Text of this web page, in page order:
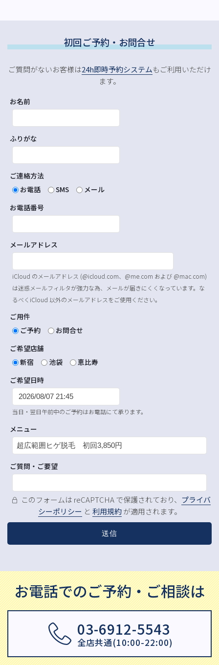
初回ご予約・お問合せ
ご質問がないお客様は24h即時予約システムもご利用いただけ
ます。
お名前
ふりがな
ご連絡方法
お電話
SMS
メール
お電話番号
メールアドレス
iCloud のメールアドレス (@icloud.com、@me.com および @mac.com)
は迷惑メールフィルタが強力な為、メールが届きにくくなっています。な
るべくiCloud 以外のメールアドレスをご使用ください。
ご用件
ご予約
お問合せ
ご希望店舗
新宿
池袋
恵比寿
ご希望日時
当日・翌日午前中のご予約はお電話にて承ります。
メニュー
ご質問・ご要望
このフォームは reCAPTCHA で保護されており、
プライバ
シーポリシー と 利用規約が適用されます。
お電話でのご予約・ご相談は
03-6912-5543
全店共通(10:00-22:00)